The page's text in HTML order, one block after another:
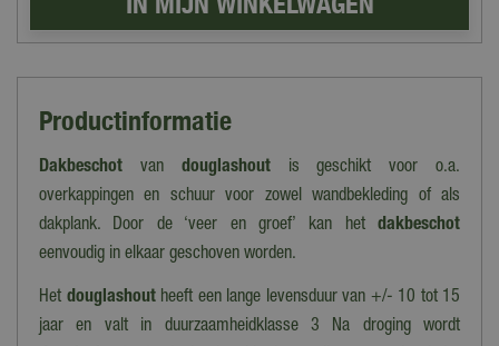
Productinformatie
Dakbeschot van douglashoutis geschikt voor o.a.
overkappingen en schuur voor zowel wandbekleding of als
dakplank. Door de ‘veer en groef’ kan het dakbeschot
eenvoudig in elkaar geschoven worden.
Het douglashoutheeft een lange levensduur van +/- 10 tot 15
jaar en valt in duurzaamheidklasse 3 Na droging wordt